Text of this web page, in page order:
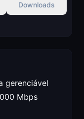
Downloads
gerenciável
Mbps